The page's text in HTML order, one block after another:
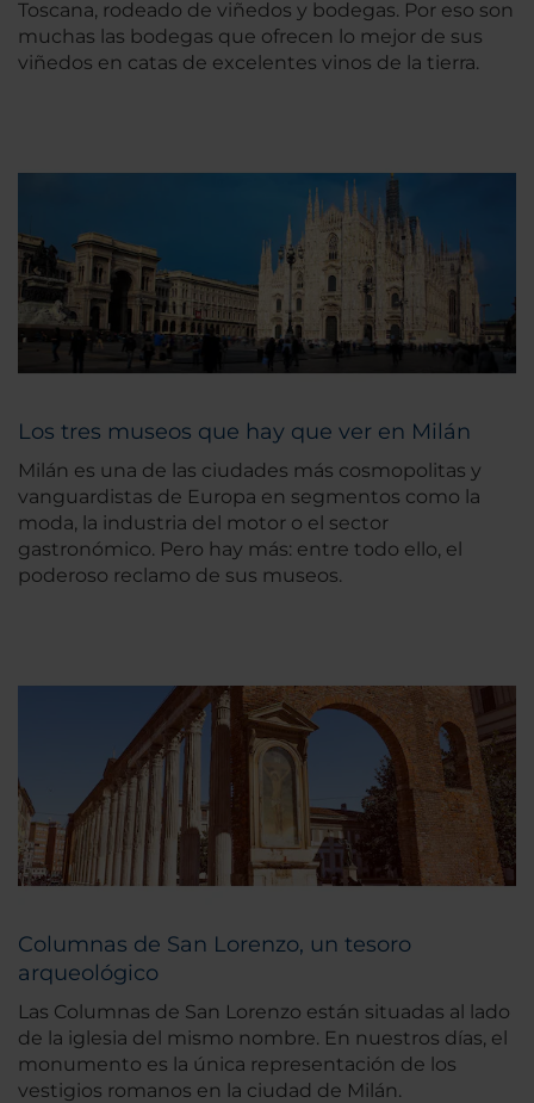
Toscana, rodeado de viñedos y bodegas. Por eso son
muchas las bodegas que ofrecen lo mejor de sus
viñedos en catas de excelentes vinos de la tierra.
Los tres museos que hay que ver en Milán
Milán es una de las ciudades más cosmopolitas y
vanguardistas de Europa en segmentos como la
moda, la industria del motor o el sector
gastronómico. Pero hay más: entre todo ello, el
poderoso reclamo de sus museos.
Columnas de San Lorenzo, un tesoro
arqueológico
Las Columnas de San Lorenzo están situadas al lado
de la iglesia del mismo nombre. En nuestros días, el
monumento es la única representación de los
vestigios romanos en la ciudad de Milán.